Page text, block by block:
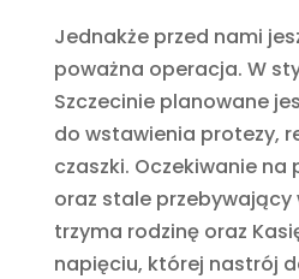
Jednakże przed nami
poważna operacja. W
Szczecinie planowane
do wstawienia protezy,
czaszki. Oczekiwanie
oraz stale przebywający
trzyma rodzinę oraz
napięciu, której nastrój